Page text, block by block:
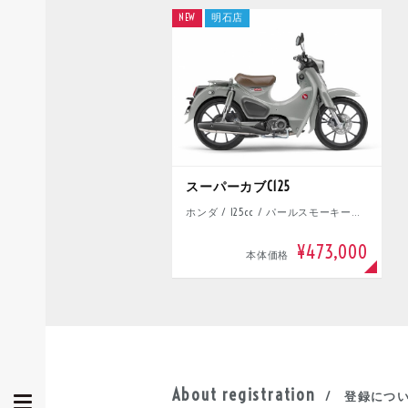
スーパーカブC125
ホンダ / 125cc / パールスモーキーグレー
本体価格 ¥473,000
NEW 明石店
About registration / 登録につ